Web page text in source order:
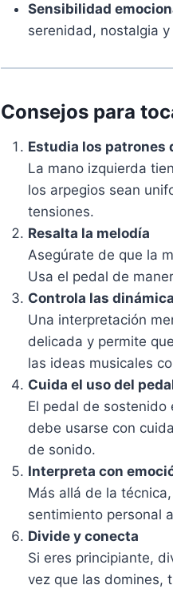
Sensibilidad
serenidad, nostalgia
Consejos para
Estudia los patrones
La mano izquierda
los arpegios sean
tensiones.
Resalta la melodía
Asegúrate de que la
Usa el pedal de
Controla las
Una interpretación
delicada y permite
las ideas musicales
Cuida el uso del
El pedal de sostenido
debe usarse con
de sonido.
Interpreta con
Más allá de la
sentimiento personal
Divide y conecta
Si eres principiante,
vez que las domines,